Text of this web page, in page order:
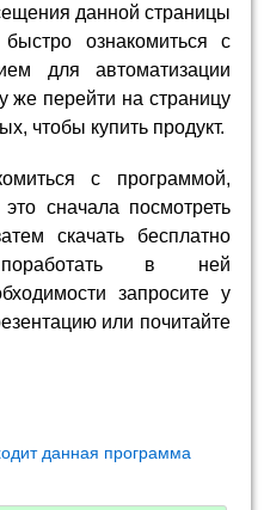
данной страницы
ознакомиться с
для автоматизации
же перейти на страницу
чтобы купить продукт.
с программой,
сначала посмотреть
скачать бесплатно
в ней
запросите у
или почитайте
данная программа